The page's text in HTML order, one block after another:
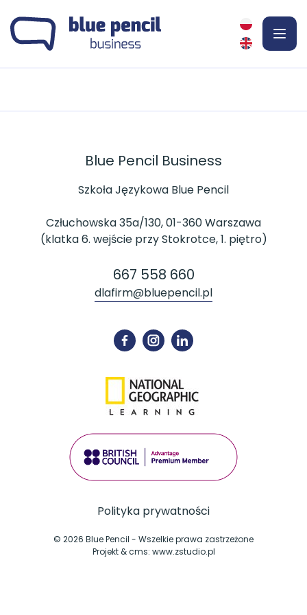
Blue Pencil Business
Szkoła Językowa Blue Pencil
Człuchowska 35a/130, 01-360 Warszawa
(klatka 6. wejście przy Stokrotce, 1. piętro)
667 558 660
dlafirm@bluepencil.pl
Polityka prywatności
© 2026 Blue Pencil - Wszelkie prawa zastrzeżone
Projekt &cms: www.zstudio.pl